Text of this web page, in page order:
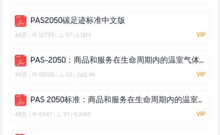
PAS2050碳足迹标准中文版
44页 12739 97 6.18M VIP
PAS-2050：商品和服务在生命周期内的温室气体排放评价规范（中文）
39页 58135 63 260.9K VIP
PAS 2050标准：商品和服务在生命周期内的温室气体排放评价规范（中文）
44页 9347 97 9.24M VIP